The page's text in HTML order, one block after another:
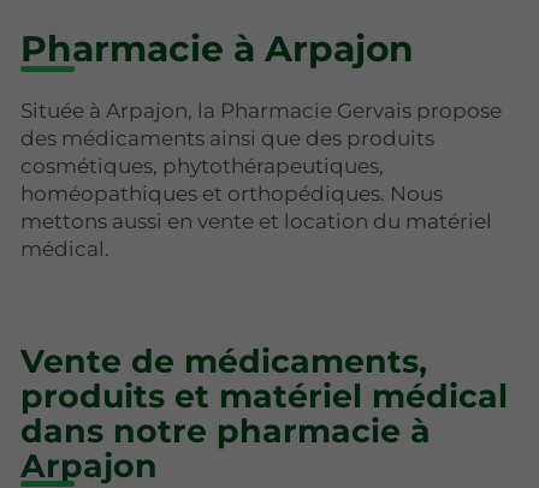
Pharmacie à Arpajon
Située à Arpajon, la Pharmacie Gervais propose
des médicaments ainsi que des produits
cosmétiques, phytothérapeutiques,
homéopathiques et orthopédiques. Nous
mettons aussi en vente et location du matériel
médical.
Vente de médicaments,
produits et matériel médical
dans notre pharmacie à
Arpajon